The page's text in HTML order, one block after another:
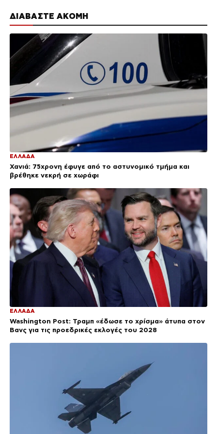
ΔΙΑΒΑΣΤΕ ΑΚΟΜΗ
ΕΛΛΑΔΑ
Χανιά: 75χρονη έφυγε από το αστυνομικό τμήμα και
βρέθηκε νεκρή σε χωράφι
ΕΛΛΑΔΑ
Washington Post: Τραμπ «έδωσε το χρίσμα» άτυπα στον
Βανς για τις προεδρικές εκλογές του 2028